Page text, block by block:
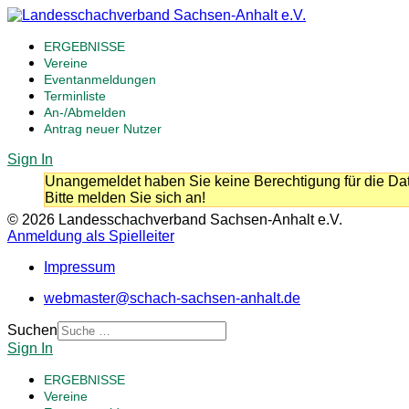
ERGEBNISSE
Vereine
Eventanmeldungen
Terminliste
An-/Abmelden
Antrag neuer Nutzer
Sign In
Unangemeldet haben Sie keine Berechtigung für die
Bitte melden Sie sich an!
© 2026 Landesschachverband Sachsen-Anhalt e.V.
Anmeldung als Spielleiter
Impressum
webmaster@schach-sachsen-anhalt.de
Suchen
Sign In
ERGEBNISSE
Vereine